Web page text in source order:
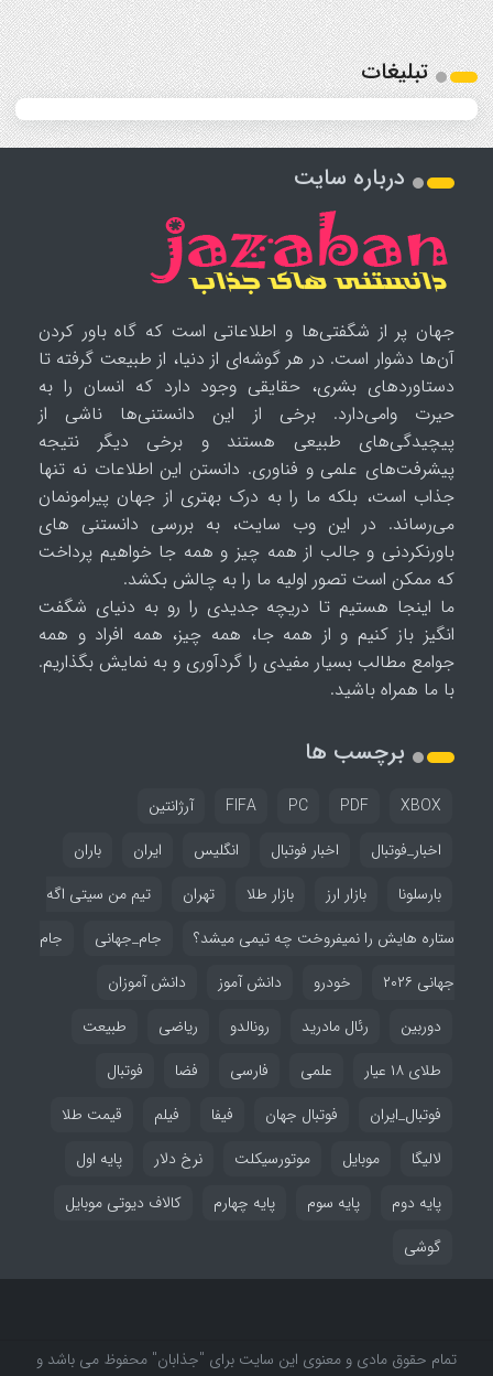
تبلیغات
درباره سایت
جهان پر از شگفتی‌ها و اطلاعاتی است که گاه باور کردن
آن‌ها دشوار است. در هر گوشه‌ای از دنیا، از طبیعت گرفته تا
دستاوردهای بشری، حقایقی وجود دارد که انسان را به
حیرت وامی‌دارد. برخی از این دانستنی‌ها ناشی از
پیچیدگی‌های طبیعی هستند و برخی دیگر نتیجه
پیشرفت‌های علمی و فناوری. دانستن این اطلاعات نه تنها
جذاب است، بلکه ما را به درک بهتری از جهان پیرامونمان
می‌رساند. در این وب سایت، به بررسی دانستنی های
باورنکردنی و جالب از همه چیز و همه جا خواهیم پرداخت
که ممکن است تصور اولیه ما را به چالش بکشد.
ما اینجا هستیم تا دریچه جدیدی را رو به دنیای شگفت
انگیز باز کنیم و از همه جا، همه چیز، همه افراد و همه
جوامع مطالب بسیار مفیدی را گردآوری و به نمایش بگذاریم.
با ما همراه باشید.
برچسب ها
FIFA PC PDF XBOX
آرژانتین
اخبار_فوتبال
اخبار فوتبال انگلیس ایران
باران
بارسلونا
بازار ارز بازار طلا تهران
تیم من سیتی اگه
ستاره هایش را نمیفروخت چه تیمی میشد؟
جام_جهانی
جام
جهانی ۲۰۲۶
خودرو دانش آموز
دانش آموزان
دوربین
رئال مادرید رونالدو ریاضی
طبیعت
طلای ۱۸ عیار
علمی فارسی فضا
فوتبال
فوتبال_ایران
فوتبال جهان فیفا فیلم
قیمت طلا
لالیگا
موبایل موتورسیکلت نرخ دلار
پایه اول
پایه دوم
پایه سوم پایه چهارم
کالاف دیوتی موبایل
گوشی
تمام حقوق مادی و معنوی این سایت برای "جذابان" محفوظ می باشد و